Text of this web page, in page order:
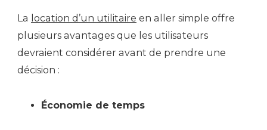
La location d’un utilitaire en aller simple offre
plusieurs avantages que les utilisateurs
devraient considérer avant de prendre une
décision :
Économie de temps